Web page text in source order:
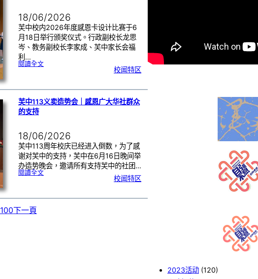
18/06/2026
芙中校内2026年度感恩卡设计比赛于6
月18日举行颁奖仪式。行政副校长龙思
岑、教务副校长李家成、芙中家长会福
利…
閱讀全文:2
恩
设
计
比
赛
校闻特区
芙中113义卖造势会｜感恩广大华社群众
的支持
18/06/2026
芙中113周年校庆已经进入倒数，为了感
谢对芙中的支持，芙中在6月16日晚间举
办造势晚会，邀请所有支持芙中的社团…
閱讀全文:芙
造
校闻特区
100下一頁
2023活动 (120)